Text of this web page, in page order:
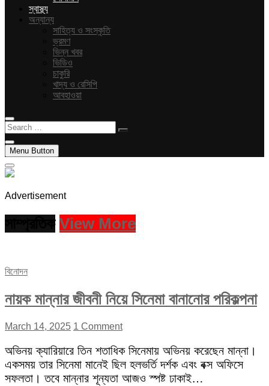
স্বাস্থ্য
অন্যান্য
সাহিত্য ও সংস্কৃতি
ভ্রমণ
ভিন্ন খবর
ভিডিও
চাকুরি
খাদ্য ও রেসিপি
আবহাওয়া
Search
…
Menu Button
Advertisement
View More
বিনোদন
নায়ক মান্নার জীবনী নিয়ে সিনেমা বানানোর পরিকল্পনা
March 14, 2025 1 Comment
অভিনয় ক্যারিয়ারে তিন শতাধিক সিনেমায় অভিনয় করেছেন মান্না।
একসময় তার সিনেমা মানেই ছিল হলভর্তি দর্শক এবং বক্স অফিসে
সফলতা। তবে মান্নার শূন্যতা আজও স্পষ্ট ঢাকাই…